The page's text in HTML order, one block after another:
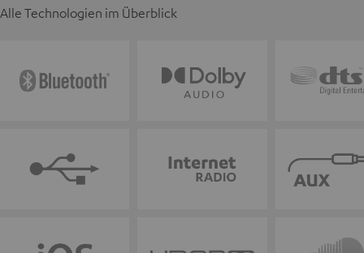
Alle Technologien im Überblick